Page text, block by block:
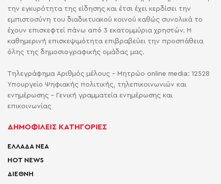
την εγκυρότητα της είδησης και έτσι έχει κερδίσει την
εμπιστοσύνη του διαδικτυακού κοινού καθώς συνολικά το
έχουν επισκεφτεί πάνω από 3 εκατομμύρια χρηστών. Η
καθημερινή επισκεψιμότητα επιβραβεύει την προσπάθεια
όλης της δημοσιογραφικής ομάδας μας.
Τηλεγράφημα Αριθμός μέλους - Μητρώο online media: 12528
Υπουργείο Ψηφιακής πολιτικής, τηλεπικοινωνιών και
ενημέρωσης - Γενική γραμματεία ενημέρωσης και
επικοινωνίας
ΔΗΜΟΦΙΛΕΙΣ ΚΑΤΗΓΟΡΙΕΣ
ΕΛΛΑΔΑ ΝΕΑ
HOT NEWS
ΔΙΕΘΝΗ